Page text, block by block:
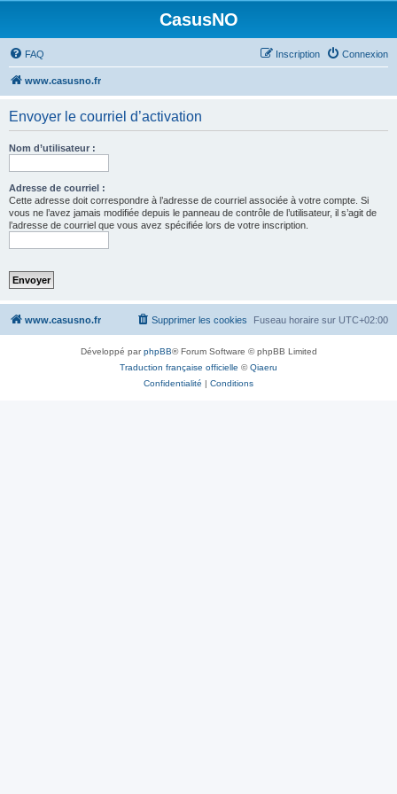
CasusNO
FAQ Connexion
Inscription
www.casusno.fr
Envoyer le courriel d’activation
Nom d’utilisateur :
Adresse de courriel :
Cette adresse doit correspondre à l’adresse de courriel associée à votre compte. Si
vous ne l’avez jamais modifiée depuis le panneau de contrôle de l’utilisateur, il s’agit de
l’adresse de courriel que vous avez spécifiée lors de votre inscription.
www.casusno.fr Fuseau horaire sur UTC+02:00
Supprimer les cookies
Développé parphpBB® Forum Software © phpBB Limited
Traduction française officielle ©Qiaeru
Confidentialité | Conditions